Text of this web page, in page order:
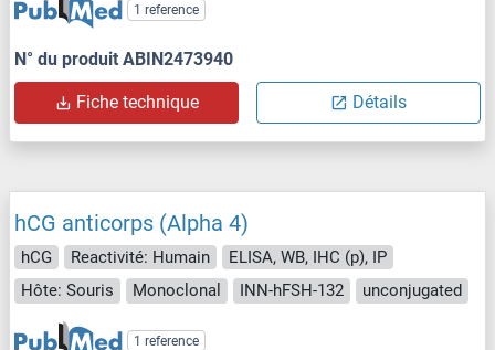
1 reference
N° du produit ABIN2473940
Fiche technique Détails
hCG anticorps (Alpha 4)
hCG Reactivité: Humain
ELISA, WB, IHC (p), IP
Hôte: Souris
Monoclonal INN-hFSH-132 unconjugated
1 reference